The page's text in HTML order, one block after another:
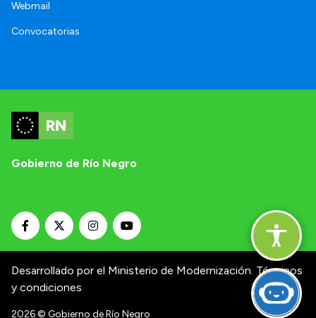
Webmail
Convocatorias
Gobierno de Río Negro
Desarrollado por el Ministerio de Modernización. Términos
y condiciones
2026© Gobierno de Río Negro